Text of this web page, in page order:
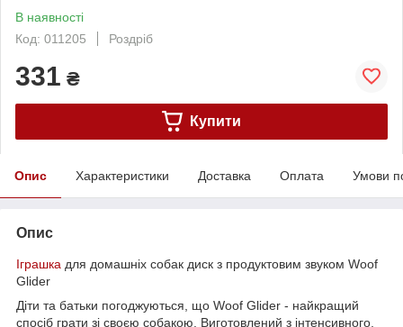
В наявності
Код: 011205
Роздріб
331 ₴
Купити
Опис Характеристики Доставка Оплата Умови
Опис
Іграшка для домашніх собак диск з продуктовим звуком Woof
Glider
Діти та батьки погоджуються, що Woof Glider - найкращий
спосіб грати зі своєю собакою. Виготовлений з інтенсивного,